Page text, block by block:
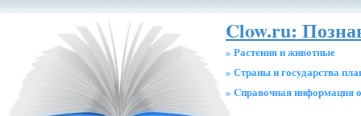
Clow.ru:
» Растения и животные
» Страны и государства
» Cправочная информация